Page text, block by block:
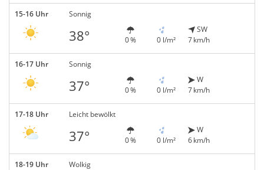
15-16 Uhr Sonnig
38° 0 % 0 l/m²
SW
7 km/h
16-17 Uhr Sonnig
37° 0 % 0 l/m²
W
7 km/h
17-18 Uhr Leicht bewölkt
37° 0 % 0 l/m²
W
6 km/h
18-19 Uhr Wolkig